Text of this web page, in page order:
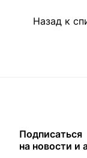
Назад к
Подписаться
на новости и